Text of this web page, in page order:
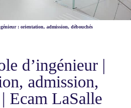
: orientation, admission, débouchés
d’ingénieur |
admission,
Ecam LaSalle